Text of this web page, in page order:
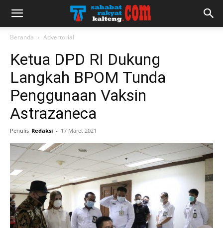
Beranda Advertorial
Ketua DPD RI Dukung
Langkah BPOM Tunda
Penggunaan Vaksin
Astrazaneca
Penulis Redaksi - 17 Maret 2021